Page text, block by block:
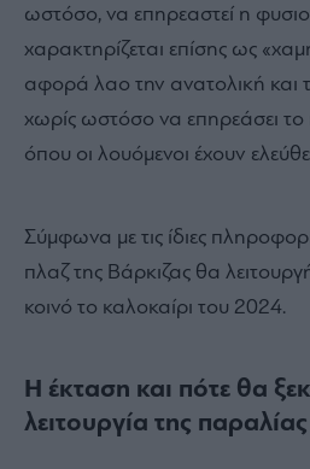
ωστόσο, να επηρεαστεί η
χαρακτηρίζεται επίσης ως
αφορά λαο την ανατολική και
χωρίς ωστόσο να επηρεάσει το
όπου οι λουόμενοι έχουν
Σύμφωνα με τις ίδιες
πλαζ της Βάρκιζας θα
κοινό το καλοκαίρι του 2024.
Η έκταση και πότε θα
λειτουργία της παραλίας